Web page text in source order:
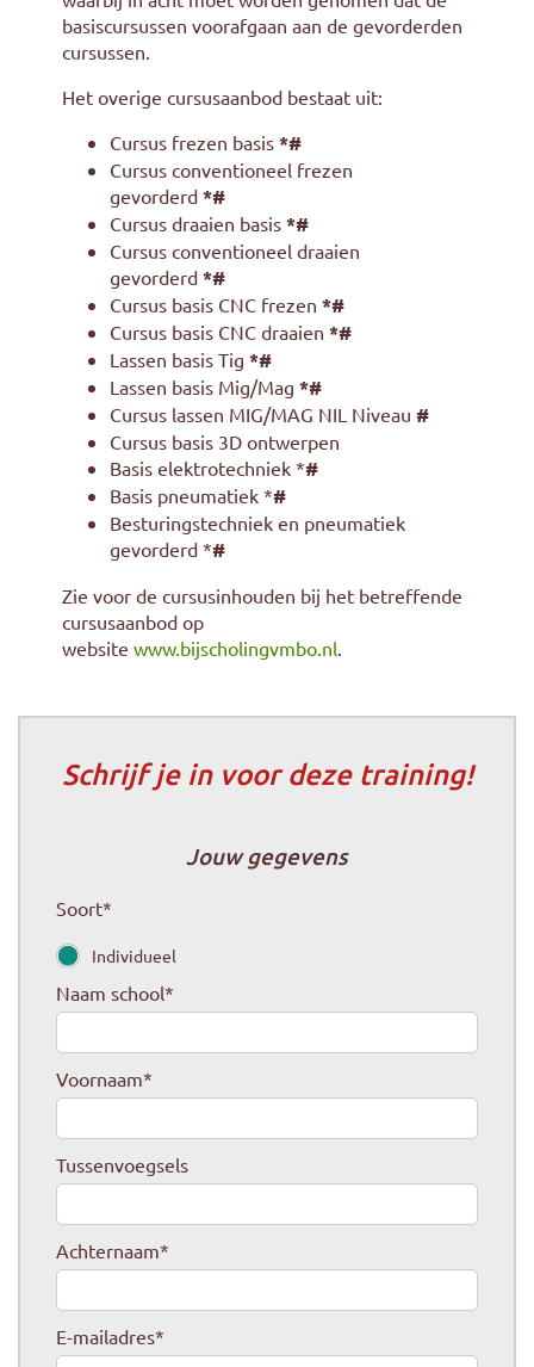
basiscursussen voorafgaan aan de gevorderden
cursussen.
Het overige cursusaanbod bestaat uit:
Cursus frezen basis*#
Cursus conventioneel frezen
gevorderd*#
Cursus draaien basis*#
Cursus conventioneel draaien
gevorderd *#
Cursus basis CNC frezen*#
Cursus basis CNC draaien*#
Lassen basis Tig*#
Lassen basis Mig/Mag*#
Cursus lassen MIG/MAG NIL Niveau #
Cursus basis 3D ontwerpen
Basis elektrotechniek *#
Basis pneumatiek *#
Besturingstechniek en pneumatiek
gevorderd *#
Zie voor de cursusinhouden bij het betreffende
cursusaanbod op
websitewww.bijscholingvmbo.nl.
Schrijf je in voor deze training!
Jouw gegevens
Soort*
Individueel
Naam school*
Voornaam*
Tussenvoegsels
Achternaam*
E-mailadres*